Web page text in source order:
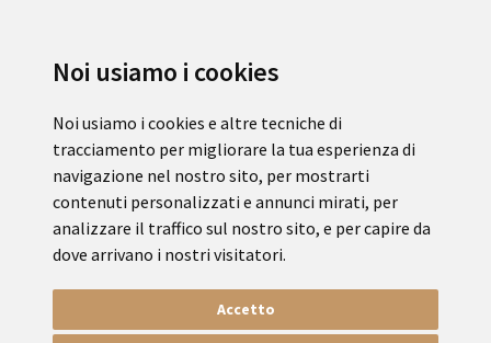
Noi usiamo i cookies
Noi usiamo i cookies e altre tecniche di
tracciamento per migliorare la tua esperienza di
navigazione nel nostro sito, per mostrarti
contenuti personalizzati e annunci mirati, per
analizzare il traffico sul nostro sito, e per capire da
dove arrivano i nostri visitatori.
Accetto